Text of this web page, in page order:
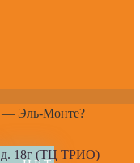
— Эль-Монте?
д. 18г (ТЦ ТРИО)